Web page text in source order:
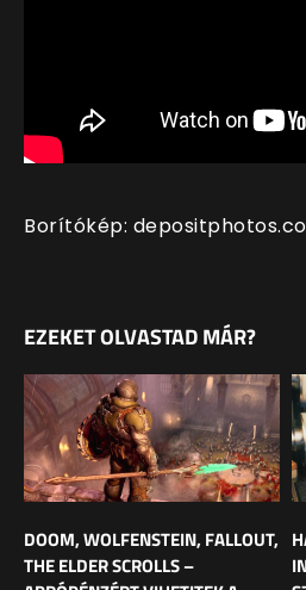
Borítókép:
EZEKET OLVASTAD MÁR?
DOOM, WOLFENSTEIN, FALLOUT,
THE ELDER SCROLLS –